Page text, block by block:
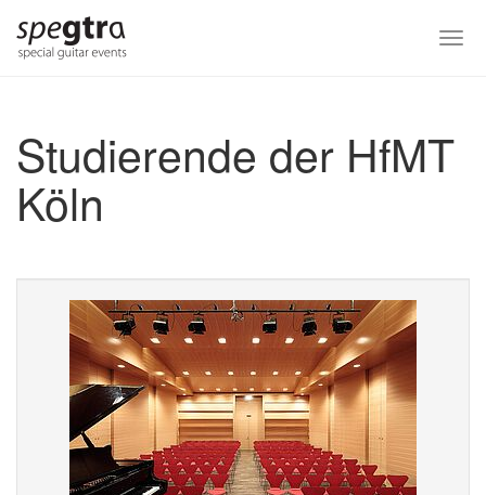
main
Studierende der HfMT
Köln